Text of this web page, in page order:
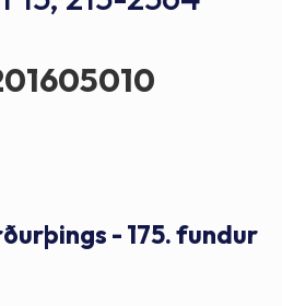
- 175. fundur